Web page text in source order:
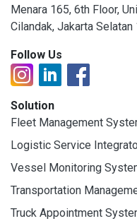
Menara 165, 6th Floor,
Cilandak, Jakarta
Follow Us
Solution
Fleet Management
Logistic Service
Vessel Monitoring
Transportation
Truck Appointment